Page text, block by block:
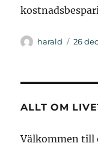
Författare
harald 26
ALLT OM
Välkommen till